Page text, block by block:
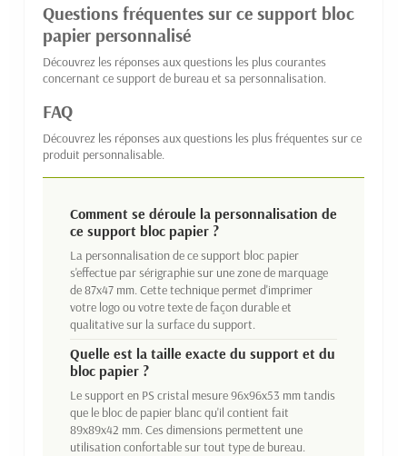
Questions fréquentes sur ce support bloc
papier personnalisé
Découvrez les réponses aux questions les plus courantes
concernant ce support de bureau et sa personnalisation.
FAQ
Découvrez les réponses aux questions les plus fréquentes sur ce
produit personnalisable.
Comment se déroule la personnalisation de
ce support bloc papier ?
La personnalisation de ce support bloc papier
s'effectue par sérigraphie sur une zone de marquage
de 87x47 mm. Cette technique permet d'imprimer
votre logo ou votre texte de façon durable et
qualitative sur la surface du support.
Quelle est la taille exacte du support et du
bloc papier ?
Le support en PS cristal mesure 96x96x53 mm tandis
que le bloc de papier blanc qu'il contient fait
89x89x42 mm. Ces dimensions permettent une
utilisation confortable sur tout type de bureau.